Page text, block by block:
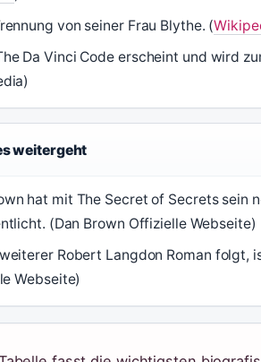
von seiner Frau Blythe. (
Da Vinci Code erscheint und wird
weitergeht
hat mit The Secret of Secrets sein
(Dan Brown Offizielle Webseite)
Robert Langdon Roman folgt,
Webseite)